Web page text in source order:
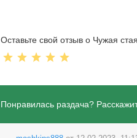
Оставьте свой отзыв о Чужая
Понравилась раздача?